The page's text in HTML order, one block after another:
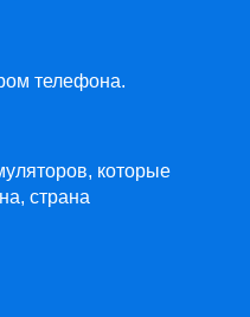
телефона.
которые
страна